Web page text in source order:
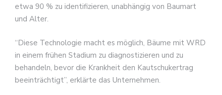
etwa 90 % zu identifizieren, unabhängig von Baumart
und Alter.
“Diese Technologie macht es möglich, Bäume mit WRD
in einem frühen Stadium zu diagnostizieren und zu
behandeln, bevor die Krankheit den Kautschukertrag
beeinträchtigt”, erklärte das Unternehmen.